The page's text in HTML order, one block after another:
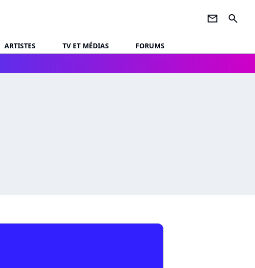
newsletter search
ARTISTES TV ET MÉDIAS
FORUMS